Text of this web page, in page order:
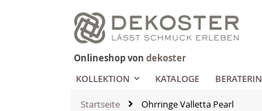
Zum
Inhalt
springen
Onlineshop von dekoster
KOLLEKTION
KATALOGE BERATERIN
Startseite Ohrringe Valletta Pearl